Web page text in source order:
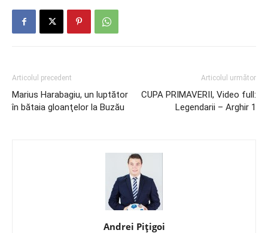
Articolul precedent
Marius Harabagiu, un luptător
în bătaia gloanţelor la Buzău
Articolul următor
CUPA PRIMAVERII, Video full:
Legendarii – Arghir 1
Andrei Pițigoi